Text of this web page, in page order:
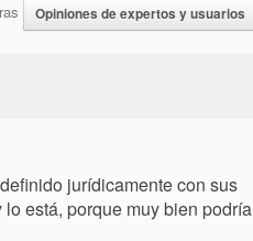
Opiniones de expertos y usuarios
jurídicamente con sus
está, porque muy bien podría